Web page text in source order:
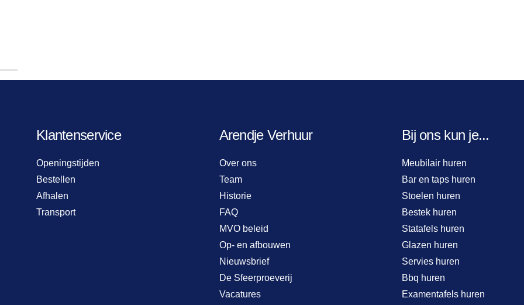
Klantenservice
Openingstijden
Bestellen
Afhalen
Transport
Arendje Verhuur
Over ons
Team
Historie
FAQ
MVO beleid
Op- en afbouwen
Nieuwsbrief
De Sfeerproeverij
Vacatures
Bij ons kun je...
Meubilair huren
Bar en taps huren
Stoelen huren
Bestek huren
Statafels huren
Glazen huren
Servies huren
Bbq huren
Examentafels huren